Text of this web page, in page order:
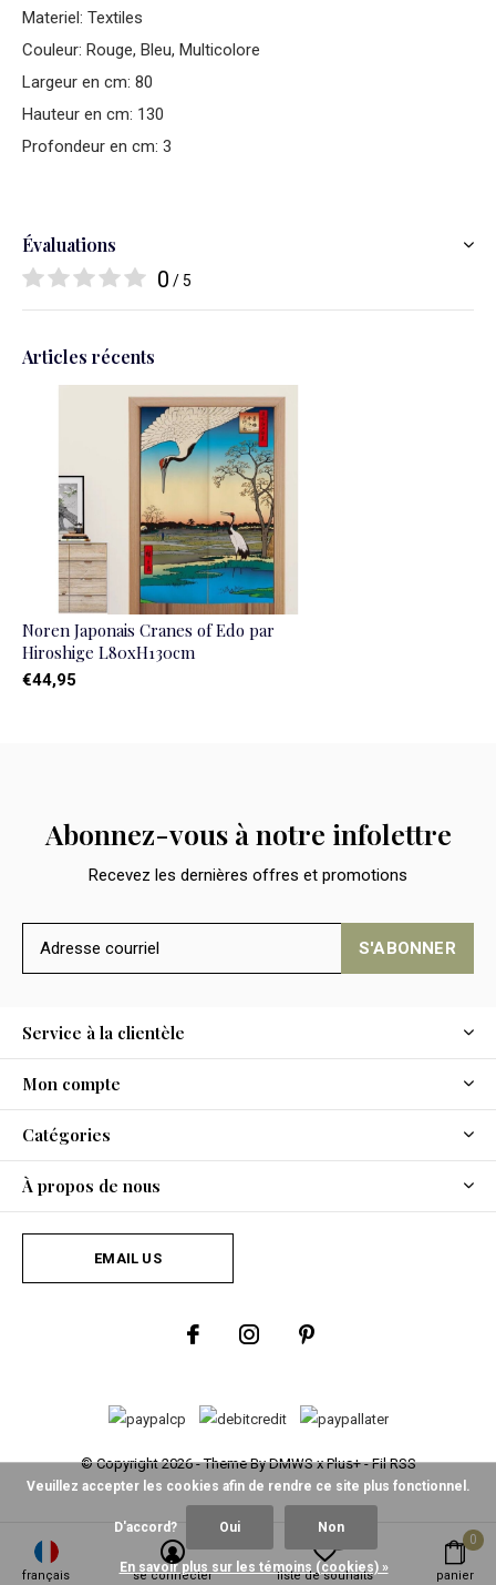
Materiel: Textiles
Couleur: Rouge, Bleu, Multicolore
Largeur en cm: 80
Hauteur en cm: 130
Profondeur en cm: 3
Évaluations
0 / 5
Articles récents
Noren Japonais Cranes of Edo par
Hiroshige L80xH130cm
€44,95
Abonnez-vous à notre infolettre
Recevez les dernières offres et promotions
S'ABONNER
Service à la clientèle
Mon compte
Catégories
À propos de nous
EMAIL US
© Copyright2026- Theme ByDMWSxPlus+-Fil RSS
français se connecter liste de souhaits panier
0
Fine Asianliving Évaluations @
Veuillez accepter les cookies afin de rendre ce site plus fonctionnel.
D'accord? Oui Non
En savoir plus sur les témoins (cookies) »